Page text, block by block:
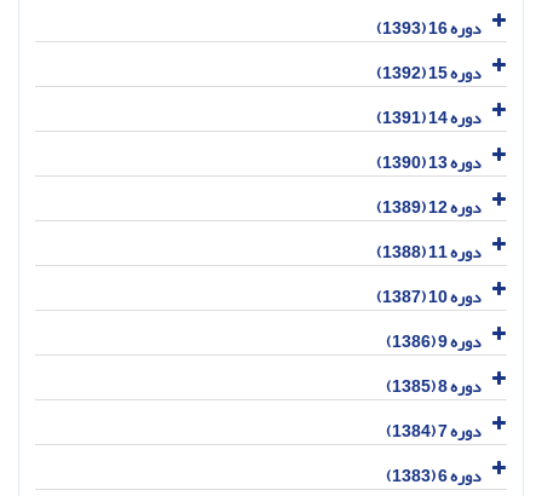
دوره 16 (1393)
دوره 15 (1392)
دوره 14 (1391)
دوره 13 (1390)
دوره 12 (1389)
دوره 11 (1388)
دوره 10 (1387)
دوره 9 (1386)
دوره 8 (1385)
دوره 7 (1384)
دوره 6 (1383)